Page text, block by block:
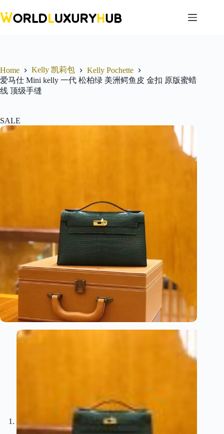
to
content
Home Kelly 凯莉包
Kelly Pochette
爱马仕 Mini kelly 一代 松柏绿 美洲鳄鱼皮 金扣 原版蜜蜡
线 顶级手缝
SALE